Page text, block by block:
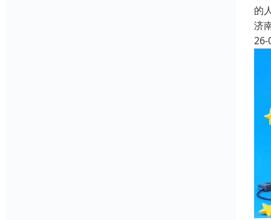
的
济
26-